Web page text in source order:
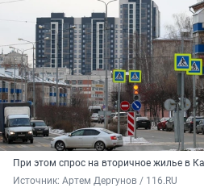
При этом спрос на вторичное жилье в
Источник: Артем Дергунов / 116.RU